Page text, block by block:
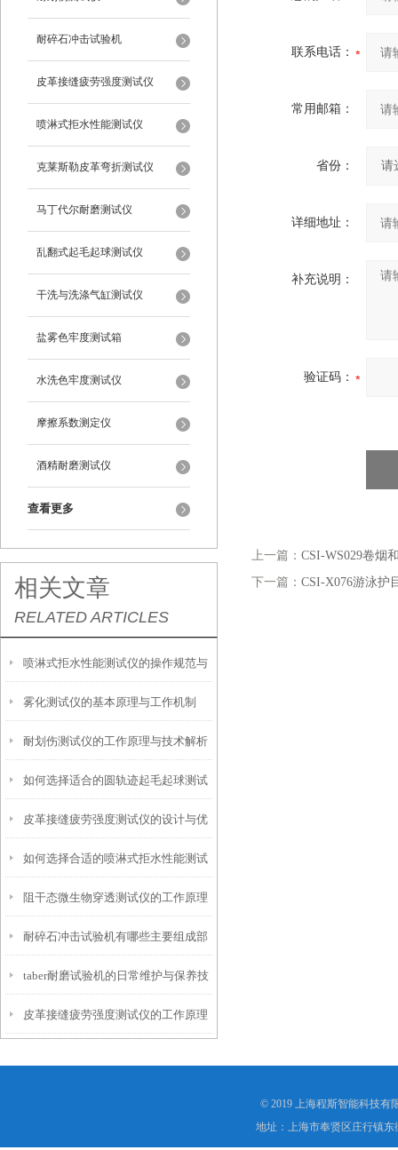
耐碎石冲击试验机
皮革接缝疲劳强度测试仪
喷淋式拒水性能测试仪
克莱斯勒皮革弯折测试仪
马丁代尔耐磨测试仪
乱翻式起毛起球测试仪
干洗与洗涤气缸测试仪
盐雾色牢度测试箱
水洗色牢度测试仪
摩擦系数测定仪
酒精耐磨测试仪
查看更多
相关文章
RELATED ARTICLES
喷淋式拒水性能测试仪的操作规范与
应用指南
雾化测试仪的基本原理与工作机制
耐划伤测试仪的工作原理与技术解析
如何选择适合的圆轨迹起毛起球测试
仪？
皮革接缝疲劳强度测试仪的设计与优
化
如何选择合适的喷淋式拒水性能测试
仪
阻干态微生物穿透测试仪的工作原理
解析
耐碎石冲击试验机有哪些主要组成部
分？
taber耐磨试验机的日常维护与保养技
巧
皮革接缝疲劳强度测试仪的工作原理
联系电话：
常用邮箱：
省份：
详细地址：
补充说明：
验证码：
上一篇： CSI-WS029卷烟
下一篇： CSI-X076游泳护
© 2019 上海程斯智能科技有
地址：上海市奉贤区庄行镇东